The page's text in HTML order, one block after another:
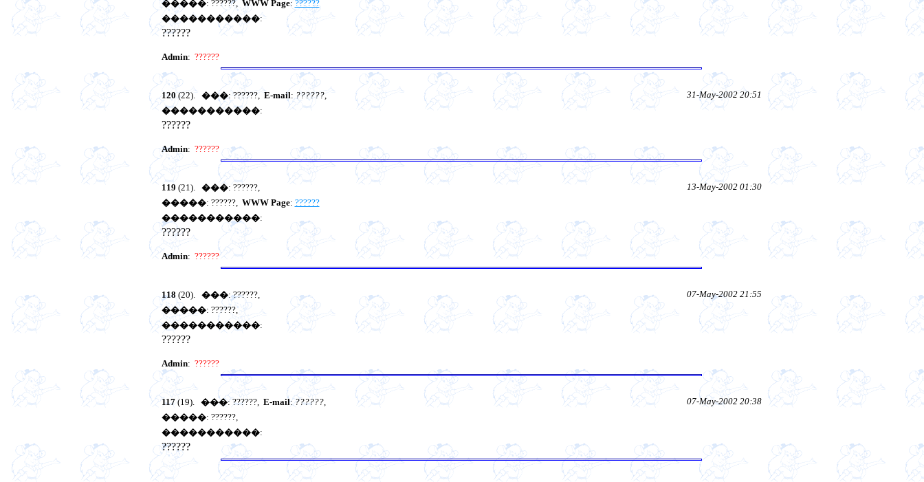
�����: ??????, WWW Page: ??????
�����������:
??????
Admin: ??????
120(22). ���: ??????, E-mail: ??????,
31-May-2002 20:51
�����������:
??????
Admin: ??????
119 (21). ���: ??????,
13-May-2002 01:30
�����: ??????, WWW Page: ??????
�����������:
??????
Admin: ??????
118 (20). ���: ??????,
07-May-2002 21:55
�����: ??????,
�����������:
??????
Admin: ??????
117(19). ���: ??????, E-mail:??????,
07-May-2002 20:38
�����: ??????,
�����������:
??????